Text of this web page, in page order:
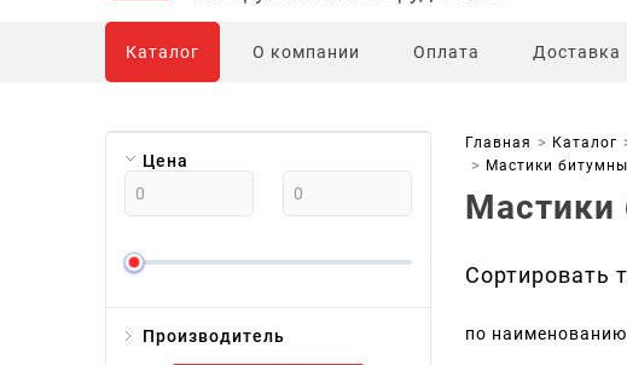
Каталог О компании Оплата Доставка
Цена
Производитель
Главная Каталог
Мастики
Сортировать
по